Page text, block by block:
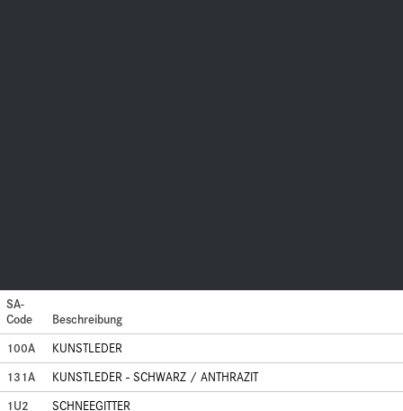
SA-
Code
Beschreibung
100A
KUNSTLEDER
131A
KUNSTLEDER - SCHWARZ / ANTHRAZIT
1U2
SCHNEEGITTER